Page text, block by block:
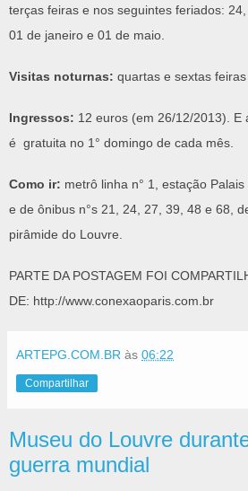
terças feiras e nos seguintes feriados:
01 de janeiro e 01 de maio.
Visitas noturnas: quartas e sextas
Ingressos: 12 euros (em 26/12/2013). E
é gratuita no 1° domingo de cada mês.
Como ir: metrô linha n° 1, estação
e de ônibus n°s 21, 24, 27, 39, 48 e 68,
pirâmide do Louvre.
PARTE DA POSTAGEM FOI
DE: http://www.conexaoparis.com.br
ARTEPG.COM.BR às 06:22
Compartilhar
Museu do Louvre
guerra mundial